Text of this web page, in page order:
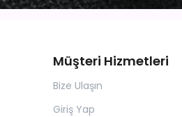
Müşteri Hizmetleri
Bize Ulaşın
Giriş Yap